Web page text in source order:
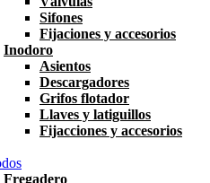
Sifones
Fijaciones y accesorios
Inodoro
Asientos
Descargadores
Grifos flotador
Llaves y latiguillos
Fijacciones y accesorios
Fregadero